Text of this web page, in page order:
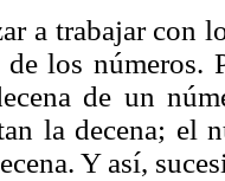
a trabajar con
de los números.
de un
la decena; el
Y así,